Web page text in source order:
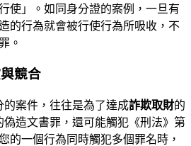
使」。如同身分證的案例，一旦有
的行為就會被行使行為所吸收，不
。
競合
案件，往往是為了達成詐欺取財的
偽造文書罪，還可能觸犯《刑法》第
的一個行為同時觸犯多個罪名時，